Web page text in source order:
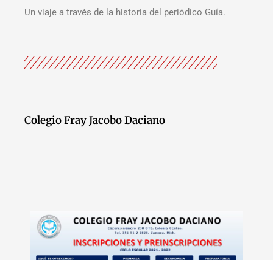
Un viaje a través de la historia del periódico Guía.
Colegio Fray Jacobo Daciano